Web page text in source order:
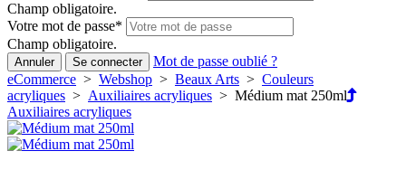
Champ obligatoire.
Votre mot de passe*
Champ obligatoire.
Annuler Se connecter
Mot de passe oublié ?
eCommerce > Webshop > Beaux Arts > Couleurs
acryliques > Auxiliaires acryliques > Médium mat 250ml
Auxiliaires acryliques